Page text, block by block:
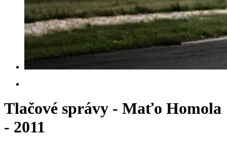
Tlačové správy - Maťo Homola
- 2011